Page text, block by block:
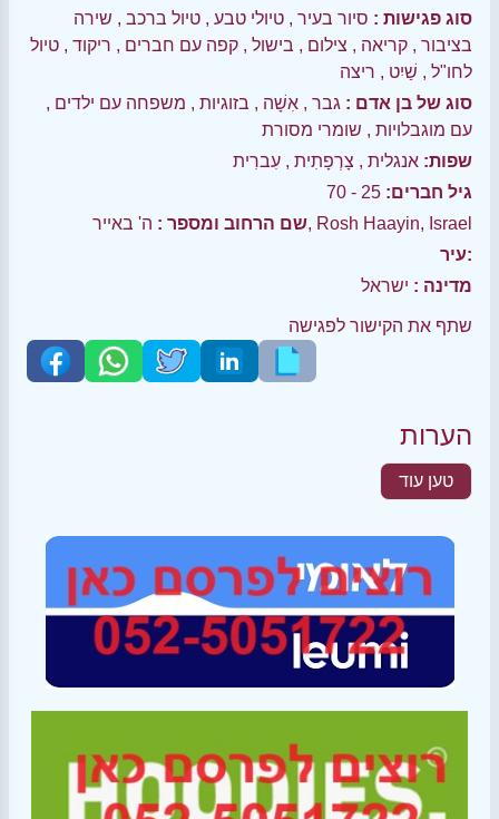
סוג פגישות : סיור בעיר , טיולי טבע , טיול ברכב , שירה
בציבור , קריאה , צילום , בישול , קפה עם חברים , ריקוד , טיול
לחו"ל , שַׁיִט , ריצה
סוג של בן אדם : גבר , אִשָׁה , בזוגיות , משפחה עם ילדים ,
עם מוגבלויות , שומרי מסורת
שפות: אנגלית , צָרְפָתִית , עִברִית
גיל חברים: 25 - 70
שם הרחוב ומספר :ה' באייר, Rosh Haayin, Israel
עיר:
מדינה : ישראל
שתף את הקישור לפגישה
הערות
טען עוד